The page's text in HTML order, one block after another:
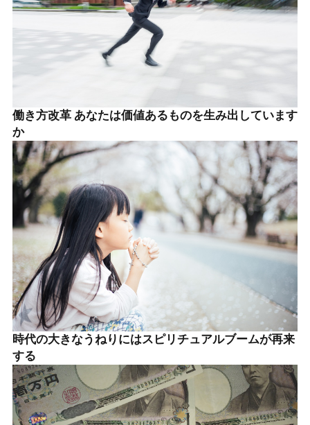
働き方改革 あなたは価値あるものを生み出しています
か
時代の大きなうねりにはスピリチュアルブームが再来
する